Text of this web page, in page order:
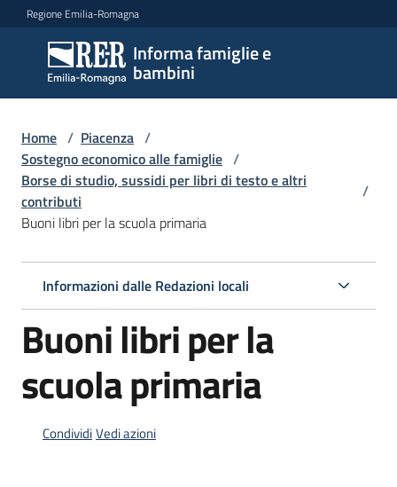
Vai al contenuto
Vai alla navigazione
Vai al footer
Regione Emilia-Romagna
Informa famiglie e
bambini
Informa
famiglie
e
bambini
Argomenti
Servizi
Centri
per
famiglie
Home / Piacenza /
Sostegno economico alle famiglie /
Borse di studio, sussidi per libri di testo e altri
contributi
/
Buoni libri per la scuola primaria
Informazioni dalle Redazioni locali
Buoni libri per la
scuola primaria
CondividiVedi azioni